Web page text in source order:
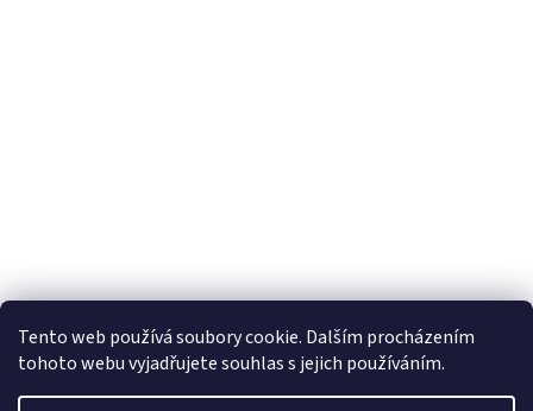
Tento web používá soubory cookie. Dalším procházením
tohoto webu vyjadřujete souhlas s jejich používáním.